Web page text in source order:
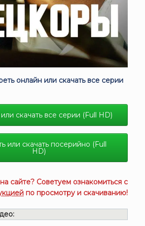
онлайн или скачать все серии
скачать все серии (Full HD)
или скачать посерийно (Full
HD)
сайте? Советуем ознакомиться с
по просмотру и скачиванию!